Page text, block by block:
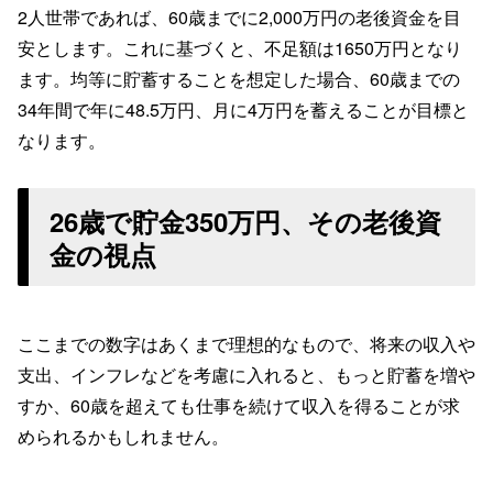
2人世帯であれば、60歳までに2,000万円の老後資金を目
安とします。これに基づくと、不足額は1650万円となり
ます。均等に貯蓄することを想定した場合、60歳までの
34年間で年に48.5万円、月に4万円を蓄えることが目標と
なります。
26歳で貯金350万円、その老後資
金の視点
ここまでの数字はあくまで理想的なもので、将来の収入や
支出、インフレなどを考慮に入れると、もっと貯蓄を増や
すか、60歳を超えても仕事を続けて収入を得ることが求
められるかもしれません。